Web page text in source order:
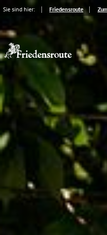
Sie sind hier: Friedensroute